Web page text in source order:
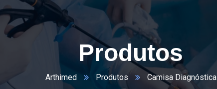
Produtos
Arthimed Produtos Camisa Diagnóstica